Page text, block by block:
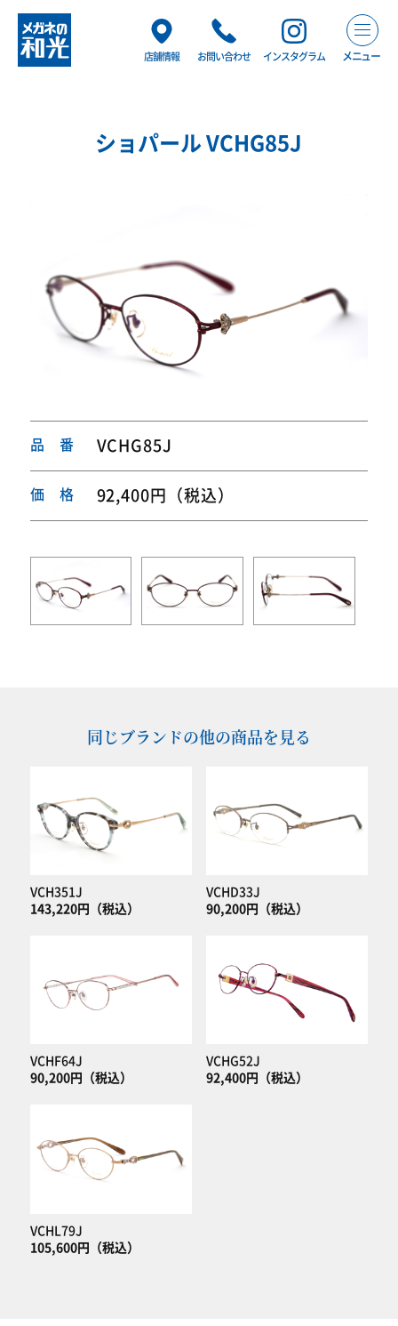
店舗情報 お問い合わせ インスタグラム メニュー
ショパール VCHG85J
品 番 VCHG85J
価 格 92,400円（税込）
同じブランドの他の商品を見る
VCH351J
143,220円（税込）
VCHD33J
90,200円（税込）
VCHF64J
90,200円（税込）
VCHG52J
92,400円（税込）
VCHL79J
105,600円（税込）